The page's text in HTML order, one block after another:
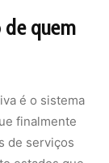
pela rapidez
Os
combustível